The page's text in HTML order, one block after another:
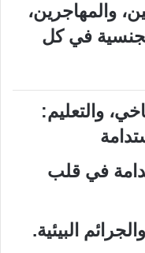
والمهاجرين،
في كل
والتعليم:
في قلب
البيئية.